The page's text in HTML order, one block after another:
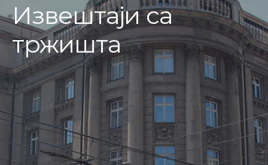
Извештаји са
тржишта